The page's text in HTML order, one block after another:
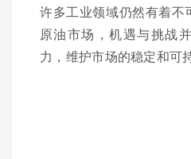
许多工业领域仍然有着不
原油市场，机遇与挑战
力，维护市场的稳定和可